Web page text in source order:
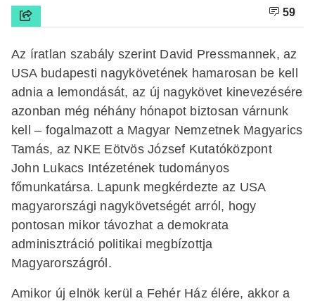
59
Az íratlan szabály szerint David Pressmannek, az
USA budapesti nagykövetének hamarosan be kell
adnia a lemondását, az új nagykövet kinevezésére
azonban még néhány hónapot biztosan várnunk
kell – fogalmazott a Magyar Nemzetnek Magyarics
Tamás, az NKE Eötvös József Kutatóközpont
John Lukacs Intézetének tudományos
főmunkatársa. Lapunk megkérdezte az USA
magyarországi nagykövetségét arról, hogy
pontosan mikor távozhat a demokrata
adminisztráció politikai megbízottja
Magyarországról.
Amikor új elnök kerül a Fehér Ház élére, akkor a